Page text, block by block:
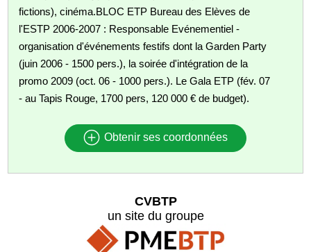
fictions), cinéma.BLOC ETP Bureau des Elèves de
l'ESTP 2006-2007 : Responsable Evénementiel -
organisation d'événements festifs dont la Garden Party
(juin 2006 - 1500 pers.), la soirée d'intégration de la
promo 2009 (oct. 06 - 1000 pers.). Le Gala ETP (fév. 07
- au Tapis Rouge, 1700 pers, 120 000 € de budget).
Obtenir ses coordonnées
CVBTP
un site du groupe